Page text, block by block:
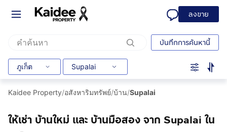
ลงขาย
บันทึกการค้นหานี้
ภูเก็ต Supalai
Kaidee Property/อสังหาริมทรัพย์/บ้าน/Supalai
ให้เช่า บ้านใหม่ และ บ้านมือสอง จาก Supalai ใน